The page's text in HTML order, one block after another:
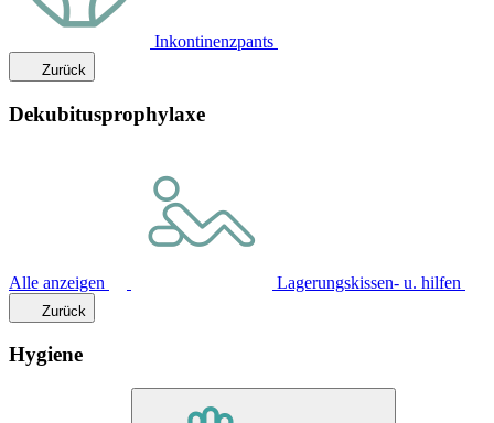
Inkontinenzpants
Zurück
Dekubitusprophylaxe
Alle anzeigen Lagerungskissen- u. hilfen
Zurück
Hygiene